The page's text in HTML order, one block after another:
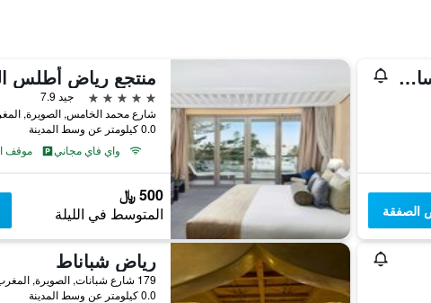
فندق مدينة الصويرة ثالاسا سي آند سبا - مجموعة إم جاليري كوليكشن
الصفقة
منتجع رياض أطلس
5 نجوم
جيد 7.9
شارع محمد الخامس, الصويرة,
0.0 كيلومتر عن وسط المدينة
واي فاي مجاني
موقف
500 ﷼
المتوسط في الليلة
رياض شباناط
179 شارع شبانات, الصويرة, المغرب
0.0 كيلومتر عن وسط المدينة